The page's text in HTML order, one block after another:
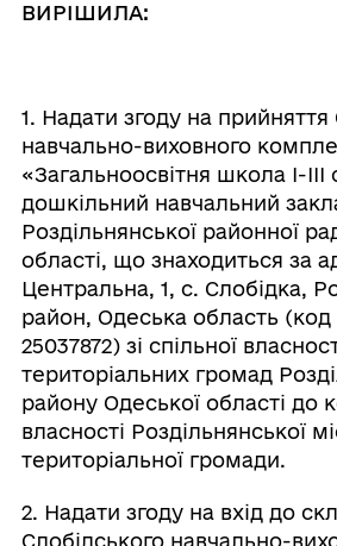
ВИРІШИЛА:
1. Надати згоду на прийняття
навчально-виховного
«Загальноосвітня школа І-ІІІ
дошкільний навчальний
Роздільнянської районної
області, що знаходиться за
Центральна, 1, с. Слобідка,
район, Одеська область
25037872) зі спільної
територіальних громад
району Одеської області до
власності Роздільнянської
територіальної громади.
2. Надати згоду на вхід до
Слобідського навчально-